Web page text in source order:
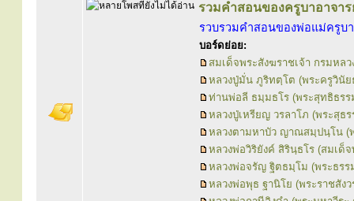
รวมคำสอนของครูบาอาจาร
รวบรวมคำสอนของพ่อแม่ครูบ
บอร์ดย่อย:
สมเด็จพระสังฆราชเจ้า กรมห
หลวงปู่มั่น ภูริทตฺโต (พระครูวินัย
ท่านพ่อลี ธมฺมธโร (พระสุทธิธรร
หลวงปู่เหรียญ วรลาโภ (พระสุธ
หลวงตามหาบัว ญาณสมฺปนฺโน (
หลวงพ่อวิริยังค์ สิรินฺธโร (สมเด็
หลวงพ่อจรัญ ฐิตธมฺโม (พระธรร
หลวงพ่อพุธ ฐานิโย (พระราชสัง